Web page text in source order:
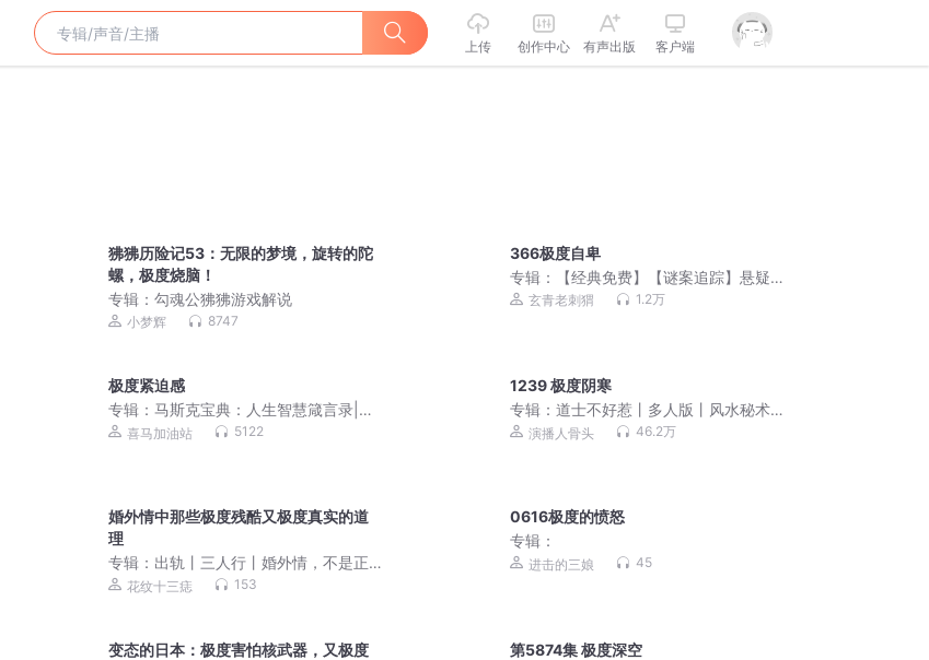
上传 创作中心 有声出版 客户端
狒狒历险记53：无限的梦境，旋转的陀
螺，极度烧脑！
专辑：勾魂公狒狒游戏解说
小梦辉 8747
366极度自卑
专辑：
【经典免费】【谜案追踪】悬疑
推理|长篇刑侦|悬爱
玄青老刺猬 1.2万
极度紧迫感
专辑：马斯克宝典：人生智慧箴言录|
《纳瓦尔宝典》作者2026全新力作 | 全
喜马加油站 5122
1239 极度阴寒
专辑：道士不好惹丨多人版丨风水秘术
丨爆笑丨都市丨悬疑恐怖灵异
演播人骨头 46.2万
婚外情中那些极度残酷又极度真实的道
理
专辑： 出轨丨三人行丨婚外情，不是正
大光明的都不叫爱情
花纹十三痣 153
0616极度的愤怒
专辑：
进击的三娘 45
变态的日本：极度害怕核武器，又极度
第5874集 极度深空